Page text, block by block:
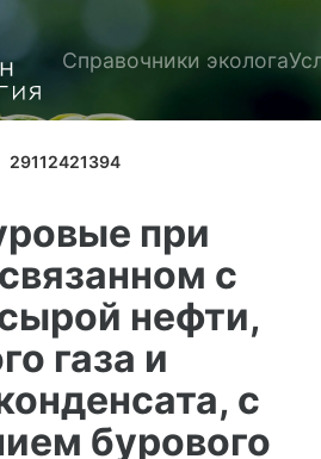
Справочники эколога
29112421394
при
с
нефти,
газа и
с
бурового